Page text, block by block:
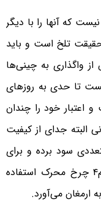
که آنها را با دیگر
تلخ است و باید
واگذاری به چینی‌ها
تا حدی به روزهای
اعتبار خود را چندان
۱۷۲ میلیون تومانی البته جدای از کیفیت
سود برده و برای
نمونه از موتور ۲۱۷ اسب بخاری و سیستم۴ چرخ محرک استفاده
ارمغان می‌آورد.